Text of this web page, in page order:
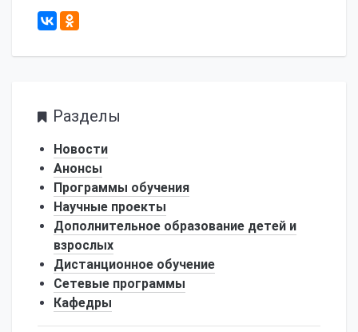
Разделы
Новости
Анонсы
Программы обучения
Научные проекты
Дополнительное образование детей и
взрослых
Дистанционное обучение
Сетевые программы
Кафедры